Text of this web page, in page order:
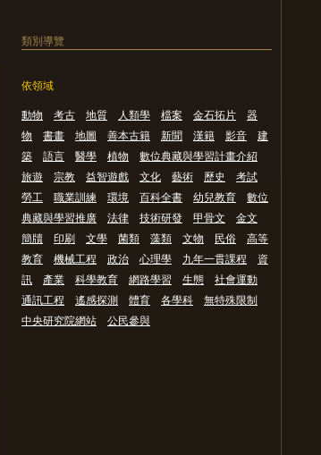
類別導覽
依領域
動物
考古 地質 人類學 檔案 金石拓片
器
物
書畫 地圖 善本古籍 新聞 漢籍 影音
建
築
語言 醫學 植物
數位典藏與學習計畫介紹
旅遊
宗教 益智遊戲 文化 藝術 歷史
考試
勞工
職業訓練 環境 百科全書 幼兒教育
數位
典藏與學習推廣
法律 技術研發 甲骨文
金文
簡牘
印刷 文學 菌類 藻類 文物 民俗
高等
教育
機械工程 政治 心理學 九年一貫課程
資
訊
產業 科學教育 網路學習 生態
社會運動
通訊工程
遙感探測 體育 各學科
無特殊限制
中央研究院網站
公民參與